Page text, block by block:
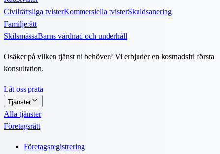
Civilrättsliga tvisterKommersiella tvisterSkuldsanering
Familjerätt
SkilsmässaBarns vårdnad och underhåll
Osäker på vilken tjänst ni behöver? Vi erbjuder en kostnadsfri första
konsultation.
Låt oss prata
Tjänster
Alla tjänster
Företagsrätt
Företagsregistrering